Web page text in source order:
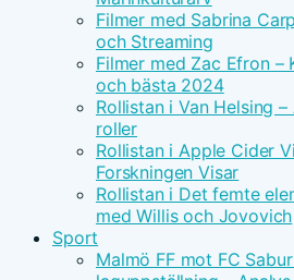
Filmer med Sabrina
och Streaming
Filmer med Zac Efron
och bästa 2024
Rollistan i Van Helsing
roller
Rollistan i Apple Cider
Forskningen Visar
Rollistan i Det femte
med Willis och Jovovich
Sport
Malmö FF mot FC